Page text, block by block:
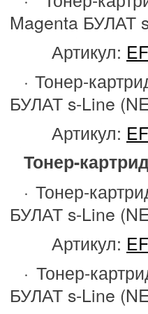
Magenta БУЛАТ
Артикул:
· Тонер-
БУЛАТ s-Line
Артикул:
Тонер-
· Тонер-
БУЛАТ s-Line
Артикул:
· Тонер-
БУЛАТ s-Line